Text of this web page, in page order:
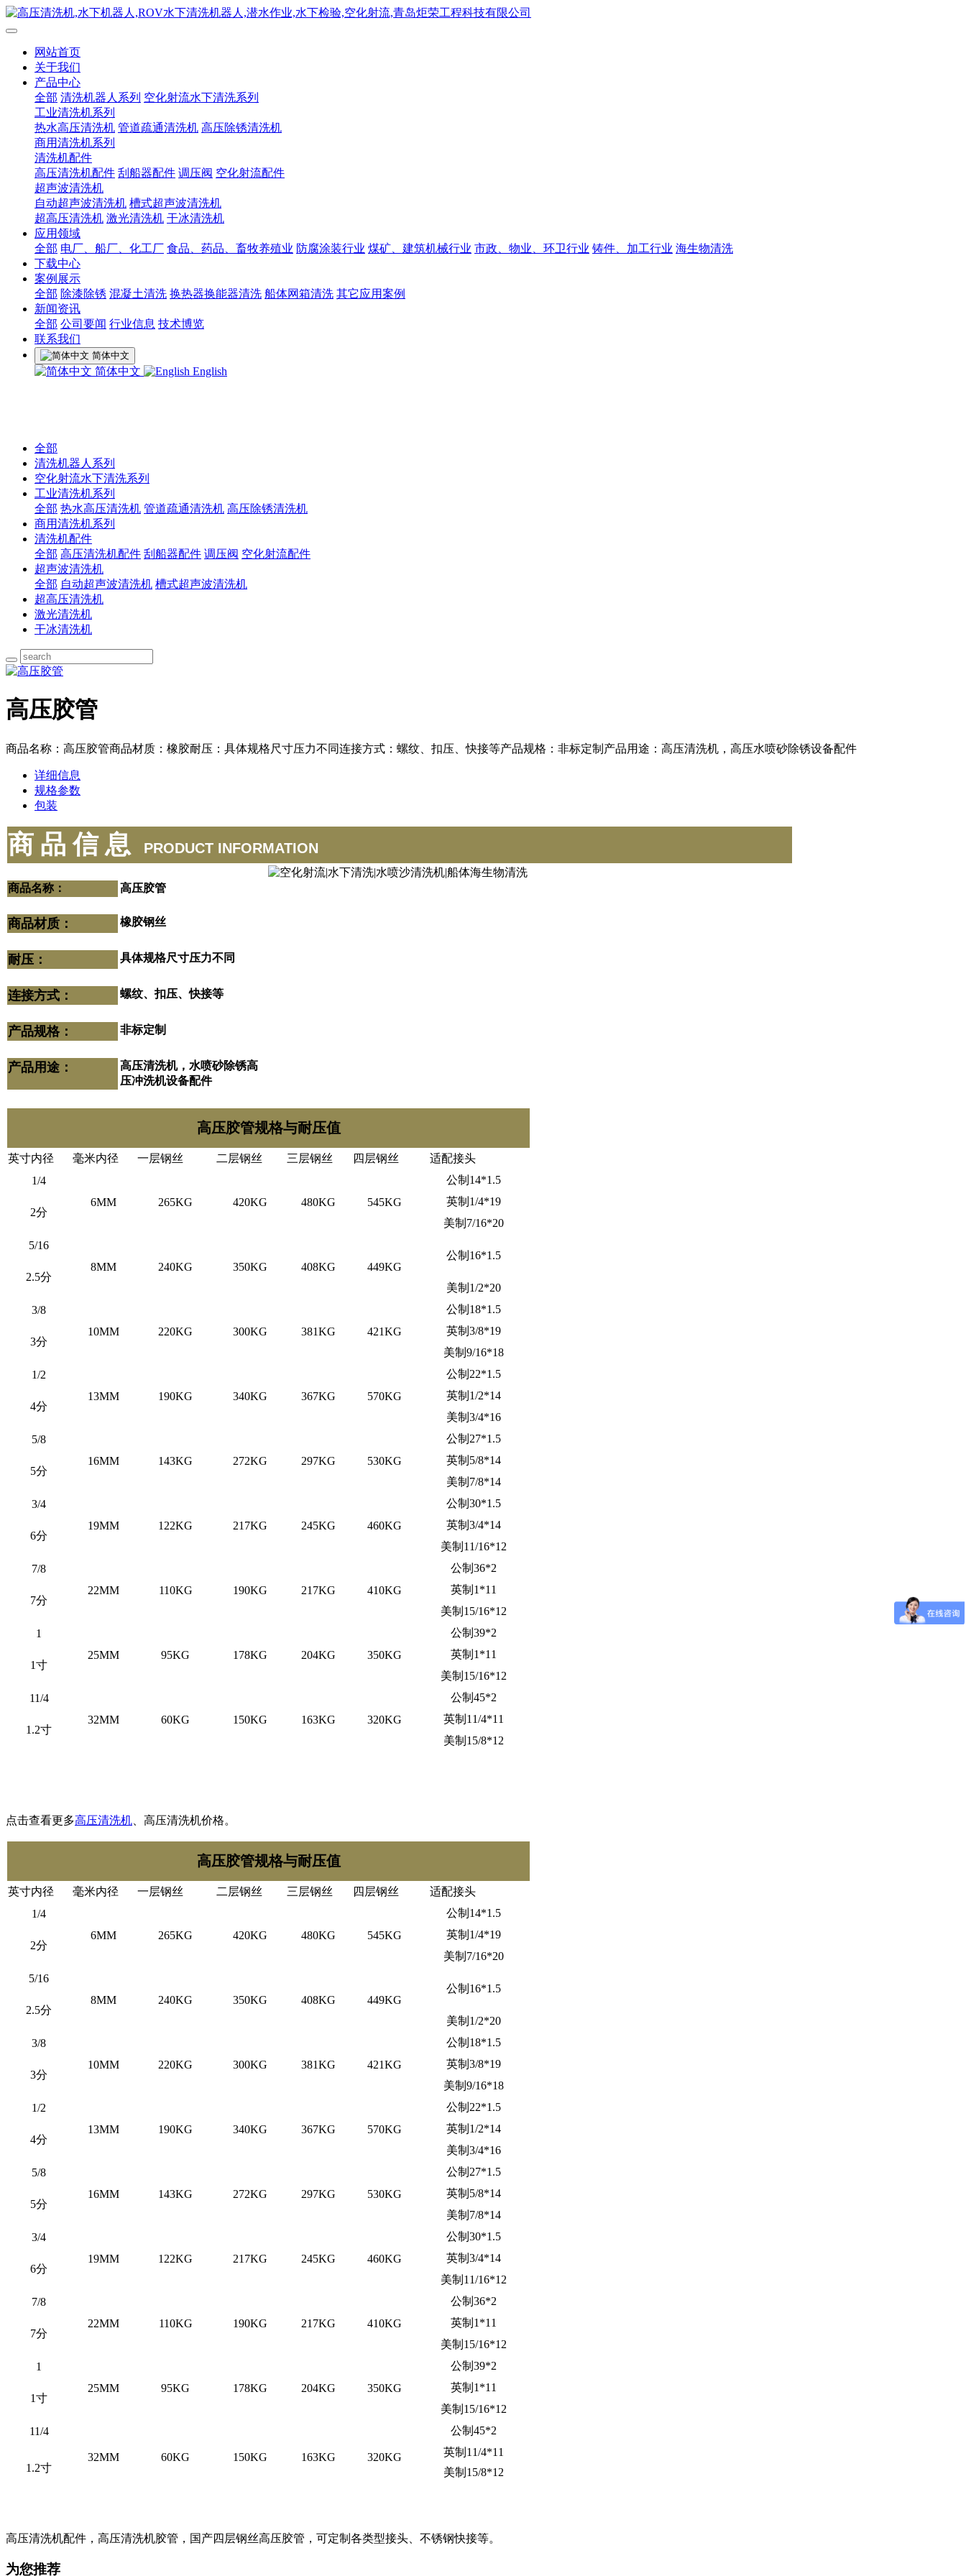
网站首页
关于我们
产品中心
全部 清洗机器人系列 空化射流水下清洗系列
工业清洗机系列
热水高压清洗机 管道疏通清洗机 高压除锈清洗机
商用清洗机系列
清洗机配件
高压清洗机配件 刮船器配件 调压阀 空化射流配件
超声波清洗机
自动超声波清洗机 槽式超声波清洗机
超高压清洗机 激光清洗机 干冰清洗机
应用领域
全部 电厂、船厂、化工厂 食品、药品、畜牧养殖业 防腐涂装行业 煤矿、建筑机械行业 市政、物业、环卫行业 铸件、加工行业 海生物清洗
下载中心
案例展示
全部 除漆除锈 混凝土清洗 换热器换能器清洗 船体网箱清洗 其它应用案例
新闻资讯
全部 公司要闻 行业信息 技术博览
联系我们
简体中文
简体中文 English
全部
清洗机器人系列
空化射流水下清洗系列
工业清洗机系列
全部 热水高压清洗机 管道疏通清洗机 高压除锈清洗机
商用清洗机系列
清洗机配件
全部 高压清洗机配件 刮船器配件 调压阀 空化射流配件
超声波清洗机
全部 自动超声波清洗机 槽式超声波清洗机
超高压清洗机
激光清洗机
干冰清洗机
高压胶管
商品名称：高压胶管商品材质：橡胶耐压：具体规格尺寸压力不同连接方式：螺纹、扣压、快接等产品规格：非标定制产品用途：高压清洗机，高压水喷砂除锈设备配件
详细信息
规格参数
包装
商 品 信 息 PRODUCT INFORMATION
商品名称： 高压胶管
商品材质： 橡胶钢丝
耐压： 具体规格尺寸压力不同
连接方式： 螺纹、扣压、快接等
产品规格： 非标定制
产品用途：
高压清洗机，水喷砂除锈高
压冲洗机设备配件
高压胶管规格与耐压值
英寸内径 毫米内径 一层钢丝 二层钢丝 三层钢丝 四层钢丝
适配接头
1/4
6MM
265KG 420KG 480KG 545KG
公制14*1.5
2分
英制1/4*19
美制7/16*20
5/16
8MM
240KG 350KG 408KG 449KG
公制16*1.5
2.5分
美制1/2*20
3/8
10MM
220KG 300KG 381KG 421KG
公制18*1.5
3分
英制3/8*19
美制9/16*18
1/2
13MM
190KG 340KG 367KG 570KG
公制22*1.5
4分
英制1/2*14
美制3/4*16
5/8
16MM
143KG 272KG 297KG 530KG
公制27*1.5
5分
英制5/8*14
美制7/8*14
3/4
19MM
122KG 217KG 245KG 460KG
公制30*1.5
6分
英制3/4*14
美制11/16*12
7/8
22MM
110KG 190KG 217KG 410KG
公制36*2
7分
英制1*11
美制15/16*12
1
25MM
95KG 178KG 204KG 350KG
公制39*2
1寸
英制1*11
美制15/16*12
11/4
32MM
60KG 150KG 163KG 320KG
公制45*2
1.2寸
英制11/4*11
美制15/8*12
点击查看更多高压清洗机 、高压清洗机价格。
高压胶管规格与耐压值
英寸内径 毫米内径 一层钢丝 二层钢丝 三层钢丝 四层钢丝
适配接头
1/4
6MM
265KG 420KG 480KG 545KG
公制14*1.5
2分
英制1/4*19
美制7/16*20
5/16
8MM
240KG 350KG 408KG 449KG
公制16*1.5
2.5分
美制1/2*20
3/8
10MM
220KG 300KG 381KG 421KG
公制18*1.5
3分
英制3/8*19
美制9/16*18
1/2
13MM
190KG 340KG 367KG 570KG
公制22*1.5
4分
英制1/2*14
美制3/4*16
5/8
16MM
143KG 272KG 297KG 530KG
公制27*1.5
5分
英制5/8*14
美制7/8*14
3/4
19MM
122KG 217KG 245KG 460KG
公制30*1.5
6分
英制3/4*14
美制11/16*12
7/8
22MM
110KG 190KG 217KG 410KG
公制36*2
7分
英制1*11
美制15/16*12
1
25MM
95KG 178KG 204KG 350KG
公制39*2
1寸
英制1*11
美制15/16*12
11/4
32MM 60KG 150KG 163KG 320KG
公制45*2
1.2寸
英制11/4*11
美制15/8*12
高压清洗机配件，高压清洗机胶管，国产四层钢丝高压胶管，可定制各类型接头、不锈钢快接等。
为您推荐